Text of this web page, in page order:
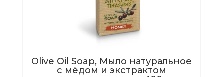
Olive Oil Soap, Мыло натуральное
с мёдом и экстрактом